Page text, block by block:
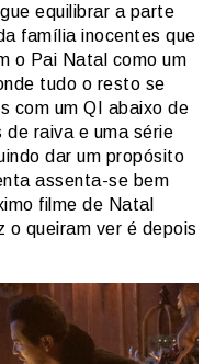
equilibrar a parte
família inocentes que
o Pai Natal como um
tudo o resto se
com um QI abaixo de
de raiva e uma série
dar um propósito
assenta-se bem
filme de Natal
queiram ver é depois